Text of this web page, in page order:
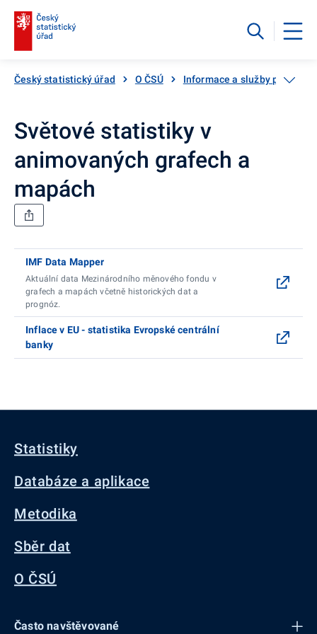
Český statistický úřad O ČSÚ Informace a služby pro
Světové statistiky v
animovaných grafech a
mapách
IMF Data Mapper
Aktuální data Mezinárodního měnového fondu v
grafech a mapách včetně historických dat a
prognóz.
Inflace v EU - statistika Evropské centrální
banky
Statistiky
Databáze a aplikace
Metodika
Sběr dat
O ČSÚ
Často navštěvované